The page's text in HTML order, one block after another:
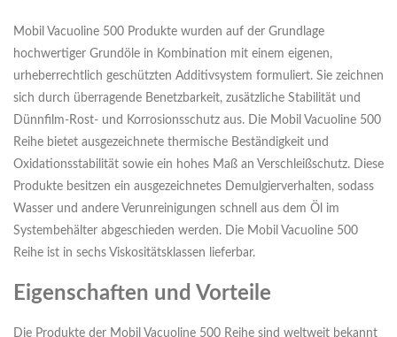
Mobil Vacuoline 500 Produkte wurden auf der Grundlage
hochwertiger Grundöle in Kombination mit einem eigenen,
urheberrechtlich geschützten Additivsystem formuliert. Sie zeichnen
sich durch überragende Benetzbarkeit, zusätzliche Stabilität und
Dünnfilm-Rost- und Korrosionsschutz aus. Die Mobil Vacuoline 500
Reihe bietet ausgezeichnete thermische Beständigkeit und
Oxidationsstabilität sowie ein hohes Maß an Verschleißschutz. Diese
Produkte besitzen ein ausgezeichnetes Demulgierverhalten, sodass
Wasser und andere Verunreinigungen schnell aus dem Öl im
Systembehälter abgeschieden werden. Die Mobil Vacuoline 500
Reihe ist in sechs Viskositätsklassen lieferbar.
Eigenschaften und Vorteile
Die Produkte der Mobil Vacuoline 500 Reihe sind weltweit bekannt